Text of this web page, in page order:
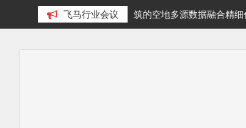
飞马行业会议
源数据融合精细化三维重建研 SLAM100在受限空域地